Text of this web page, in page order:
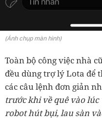
(Ảnh chụp màn hình)
Toàn bộ công việc nhà
đều dùng trợ lý Lota để
các câu lệnh đơn giản
trước khi về quê vào lúc
robot hút bụi, lau sàn